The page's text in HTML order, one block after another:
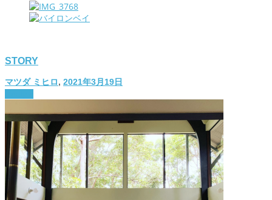
STORY
マツダ ミヒロ, 2021年3月19日